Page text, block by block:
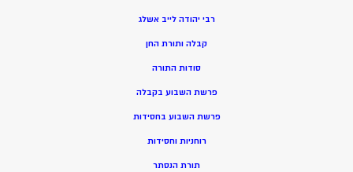
רבי יהודה לייב אשלג
קבלה ותורת החן
סודות התורה
פרשת השבוע בקבלה
פרשת השבוע בחסידות
רוחניות וחסידות
תורת הנסתר